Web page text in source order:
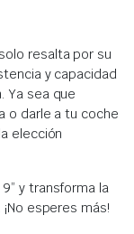
resalta por su
y capacidad
Ya sea que
o darle a tu coche
elección
y transforma la
esperes más!